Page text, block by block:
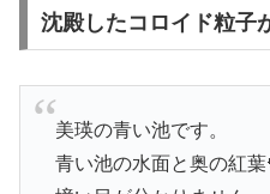
沈殿したコロイド粒子
美瑛の青い池です。
青い池の水面と奥の紅